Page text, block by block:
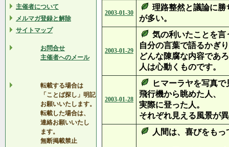
主催者について
メルマガ登録と解除
サイトマップ
お問合せ
主催者へのメール
転載する場合は
「ことば探し」明記
お願いいたします。
転載した場合は、
連絡お願いいたし
ます。
無断掲載禁止
2003-01-30
理路整然と議論に勝
が多い。
2003-01-29
気の利いたことを言
自分の言葉で語るかぎり
どんな陳腐な内容であ
人は心動くものです。
2003-01-28
ヒマーラヤを写真で
飛行機から眺めた人、
実際に登った人。
それぞれ見える風景が
人間は、喜びをも